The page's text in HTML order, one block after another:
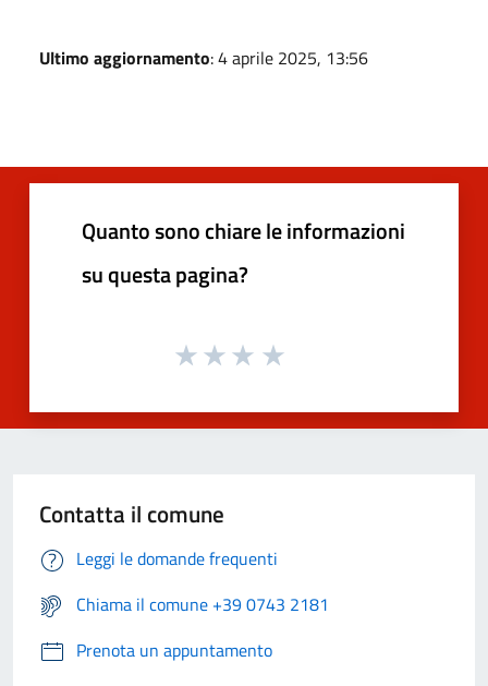
Ultimo aggiornamento: 4 aprile 2025, 13:56
Quanto sono chiare le informazioni
su questa pagina?
Contatta il comune
Leggi le domande frequenti
Chiama il comune +39 0743 2181
Prenota un appuntamento